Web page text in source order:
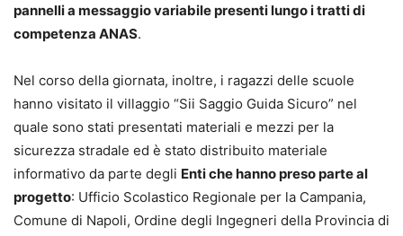
pannelli a messaggio variabile presenti lungo i tratti di
competenza ANAS.
Nel corso della giornata, inoltre, i ragazzi delle scuole
hanno visitato il villaggio “Sii Saggio Guida Sicuro” nel
quale sono stati presentati materiali e mezzi per la
sicurezza stradale ed è stato distribuito materiale
informativo da parte degli Enti che hanno preso parte al
progetto: Ufficio Scolastico Regionale per la Campania,
Comune di Napoli, Ordine degli Ingegneri della Provincia di